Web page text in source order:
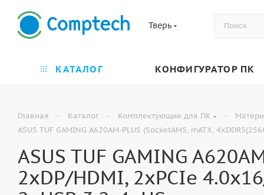
Тверь
КАТАЛОГ КОНФИГУРАТОР ПК
Главная — Каталог — Комплектующие для ПК —
ASUS TUF GAMING A620AM-PLUS (SocketAM5, mATX,
ASUS TUF GAMING
2xDP/HDMI, 2xPCIe